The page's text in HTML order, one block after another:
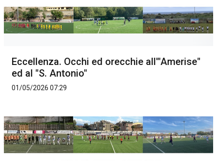
Eccellenza. Occhi ed orecchie all'"Amerise"
ed al "S. Antonio"
01/05/2026 07:29